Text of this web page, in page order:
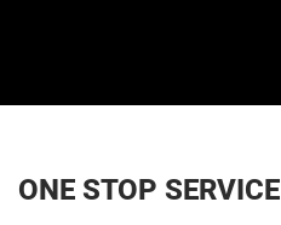
ONE STOP SERVICE